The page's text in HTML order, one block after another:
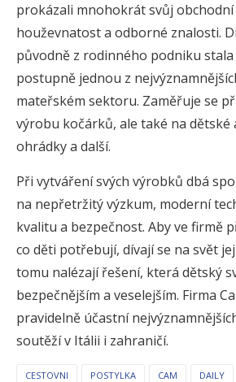
prokázali mnohokrát svůj
houževnatost a odborné znalosti.
původně z rodinného podniku stala
postupně jednou z
mateřském sektoru. Zaměřuje se
výrobu kočárků, ale také na dětské
ohrádky a další.
Při vytváření svých výrobků dbá
na nepřetržitý výzkum, moderní
kvalitu a bezpečnost. Aby ve firmě
co děti potřebují, dívají se na svět
tomu nalézají řešení, která dětský
bezpečnějším a veselejším. Firma
pravidelně účastní
soutěží v Itálii i zahraničí.
CESTOVNI POSTYLKA CAM DAILY